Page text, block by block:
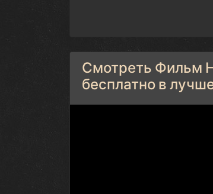
Смотреть Фильм
бесплатно в